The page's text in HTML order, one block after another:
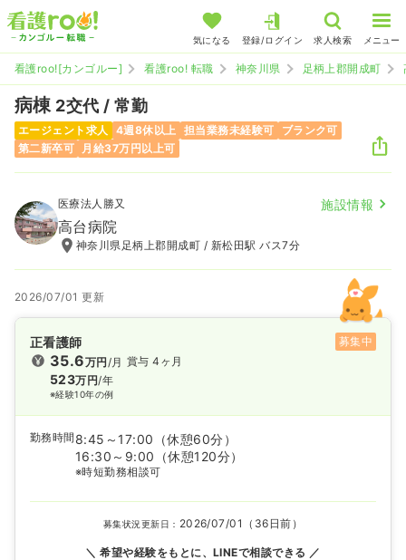
気になる 登録/ログイン 求人検索 メニュー
看護roo![カンゴルー] 看護roo! 転職 神奈川県 足柄上郡開成町
病棟 2交代 / 常勤
エージェント求人 4週8休以上 担当業務未経験可
ブランク可
第二新卒可
月給37万円以上可
医療法人勝又 施設情報
高台病院
神奈川県足柄上郡開成町 / 新松田駅 バス7分
2026/07/01 更新
正看護師 募集中
35.6万円/月
523万円/年
※経験10年の例
賞与 4ヶ月
勤務時間 8:45～17:00
（休憩60分）
16:30～9:00
（休憩120分）
※時短勤務相談可
募集状況更新日： 2026/07/01（36日前）
希望や経験をもとに、LINEで相談できる